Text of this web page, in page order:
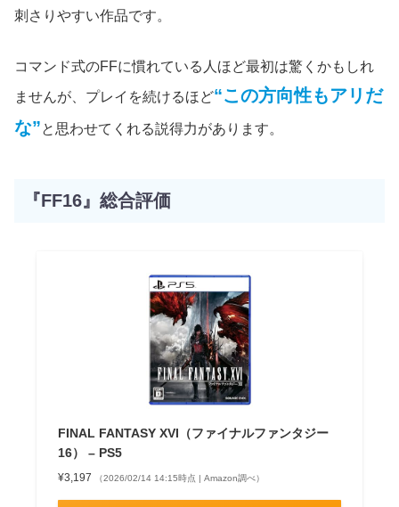
刺さりやすい作品です。
コマンド式のFFに慣れている人ほど最初は驚くかもしれ
ませんが、プレイを続けるほど“この方向性もアリだ
な”と思わせてくれる説得力があります。
『FF16』総合評価
FINAL FANTASY XVI（ファイナルファンタジー
16） – PS5
¥3,197 （2026/02/14 14:15時点 | Amazon調べ）